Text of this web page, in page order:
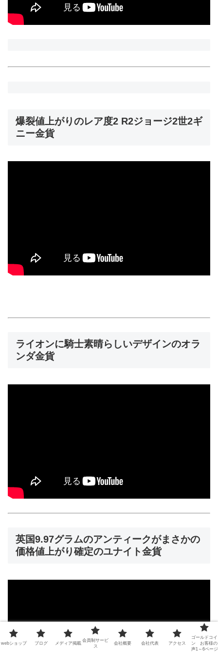
爆裂値上がりのレア度2 R2ジョージ2世2ギ
ニー金貨
ライオンに騎士素晴らしいデザインのオラ
ンダ金貨
英国9.97グラムのアンティークがまさかの
価格値上がり確定のユナイト金貨
webショップ ブログ メディア掲載
会員制サービ
ス
会社概要 会社代表 アクセス
ゴールドコイ
ン お客様の
声1～6ページ